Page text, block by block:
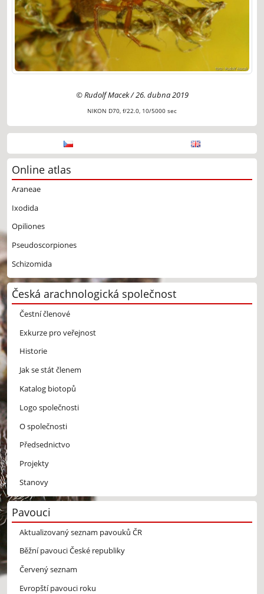
© Rudolf Macek / 26. dubna 2019
NIKON D70, f/22.0, 10/5000 sec
Online atlas
Araneae
Ixodida
Opiliones
Pseudoscorpiones
Schizomida
Česká arachnologická společnost
Čestní členové
Exkurze pro veřejnost
Historie
Jak se stát členem
Katalog biotopů
Logo společnosti
O společnosti
Předsednictvo
Projekty
Stanovy
Pavouci
Aktualizovaný seznam pavouků ČR
Běžní pavouci České republiky
Červený seznam
Evropští pavouci roku